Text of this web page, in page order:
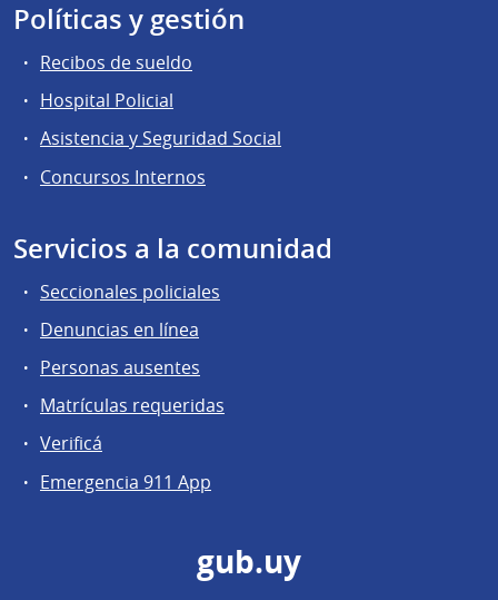
Políticas y gestión
Recibos de sueldo
Hospital Policial
Asistencia y Seguridad Social
Concursos Internos
Servicios a la comunidad
Seccionales policiales
Denuncias en línea
Personas ausentes
Matrículas requeridas
Verificá
Emergencia 911 App
gub.uy